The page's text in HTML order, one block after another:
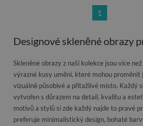
1
Designové skleněné obrazy
Skleněné obrazy z naší kolekce jsou více
výrazné kusy umění, které mohou
vizuálně působivé a přitažlivé místo. Každý
vytvořen s důrazem na detail, kvalitu a
motivů a stylů si zde každý najde to pravé
preferuje minimalistický design, bohaté